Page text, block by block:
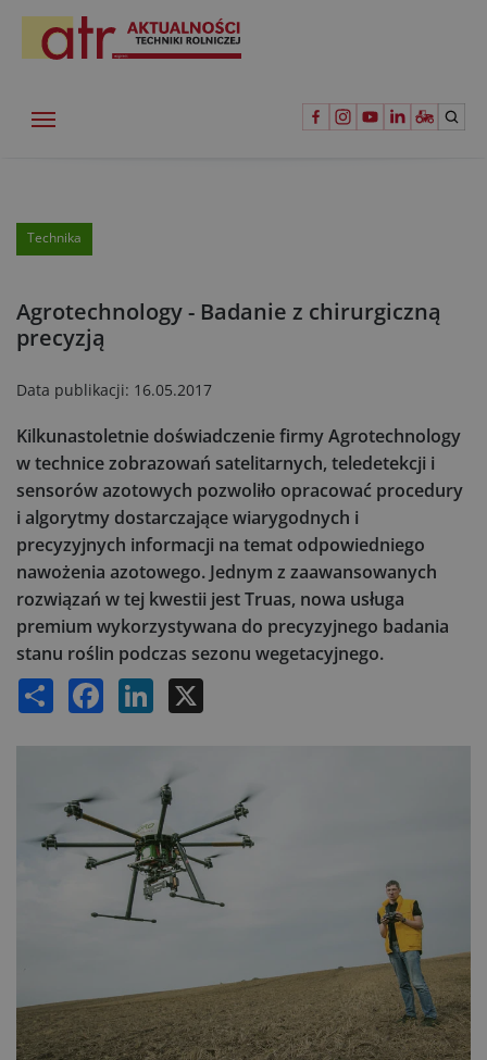
Technika
Agrotechnology - Badanie z chirurgiczną
precyzją
Data publikacji: 16.05.2017
Kilkunastoletnie doświadczenie firmy Agrotechnology
w technice zobrazowań satelitarnych, teledetekcji i
sensorów azotowych pozwoliło opracować procedury
i algorytmy dostarczające wiarygodnych i
precyzyjnych informacji na temat odpowiedniego
nawożenia azotowego. Jednym z zaawansowanych
rozwiązań w tej kwestii jest Truas, nowa usługa
premium wykorzystywana do precyzyjnego badania
stanu roślin podczas sezonu wegetacyjnego.
Share Facebook LinkedIn